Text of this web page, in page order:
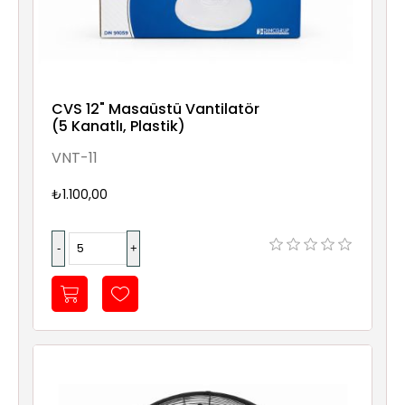
CVS 12" Masaüstü Vantilatör
(5 Kanatlı, Plastik)
VNT-11
₺1.100,00